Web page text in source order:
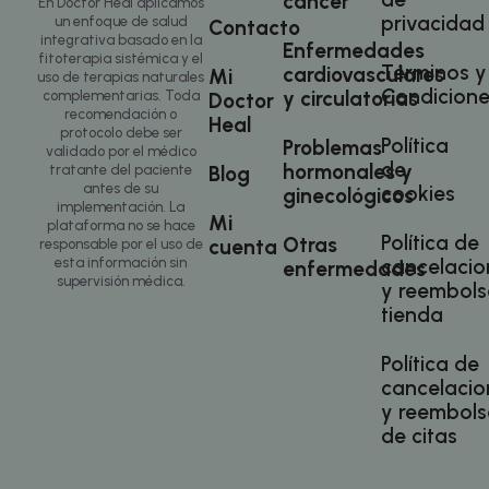
un enfoque de salud
integrativa basado en la
fitoterapia sistémica y el
uso de terapias naturales
complementarias. Toda
recomendación o
protocolo debe ser
validado por el médico
tratante del paciente
antes de su
implementación. La
plataforma no se hace
responsable por el uso de
esta información sin
supervisión médica.
Contacto
Mi
Doctor
Heal
Blog
Mi
cuenta
Enfermedades
cardiovasculares
y circulatorias
Problemas
hormonales y
ginecológicos
Otras
enfermedades
privacidad
Términos y
Política
de
cookies
Política de
y
tienda
Política de
y
de citas
de sesión de usuario y la gestión de cuentas. El sitio
web no se puede utilizar correctamente sin las
cookies estrictamente necesarias.
Nombre Proveedor/ Dominio Vencimiento
PHPSESSID
PHP.net
.doctorhealonline.com